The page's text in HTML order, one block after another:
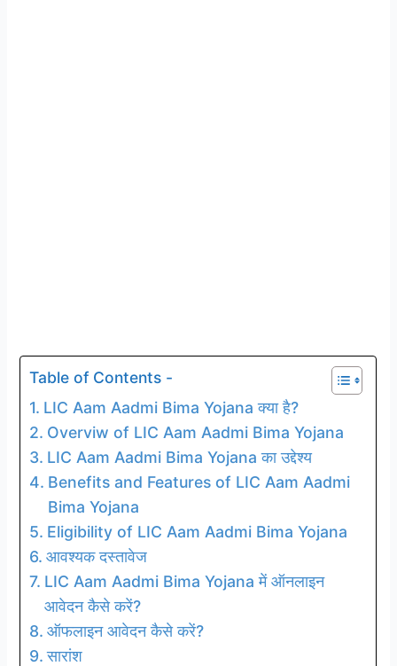
Table of Contents -
LIC Aam Aadmi Bima Yojana क्या है?
Overviw of LIC Aam Aadmi Bima Yojana
LIC Aam Aadmi Bima Yojana का उद्देश्य
Benefits and Features of LIC Aam Aadmi
Bima Yojana
Eligibility of LIC Aam Aadmi Bima Yojana
आवश्यक दस्तावेज
LIC Aam Aadmi Bima Yojana में ऑनलाइन
आवेदन कैसे करें?
ऑफलाइन आवेदन कैसे करें?
सारांश